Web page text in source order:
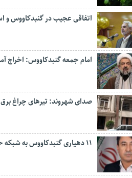
اتفاقی عجیب در‌ گنبدکاووس و
امام جمعه گنبدکاووس: اخراج
صدای شهروند: تیرهای چراغ
۱۱ دهیاری گنبدکاووس به شبکه حفاظت مردمی منابع طبیعی پیوستند